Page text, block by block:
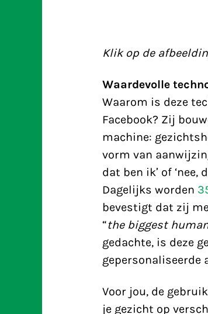
Klik op de
Waardevolle
Waarom is deze
Facebook? Zij
machine:
vorm van
dat ben ik’ of
Dagelijks worden
bevestigt dat zij
“the biggest
gedachte, is deze
gepersonaliseerde
Voor jou, de
je gezicht op